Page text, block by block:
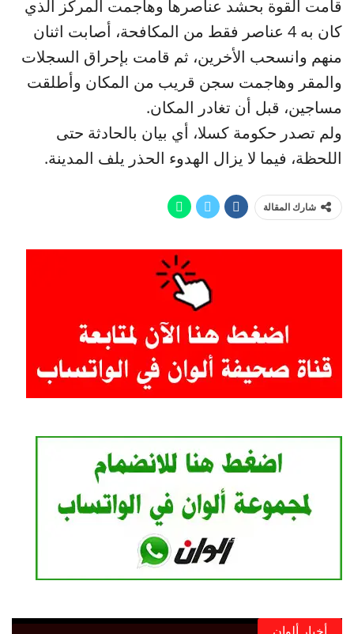
قامت القوة بحشد عناصرها وهاجمت المركز الذي
كان به 4 عناصر فقط من المكافحة، أصابت اثنان
منهم وانسحب الأخرين، ثم قامت بإحراق السجلات
والمقر وهاجمت سجن قريب من المكان وأطلقت
مساجين، قبل أن تغادر المكان.
ولم تصدر حكومة كسلا، أي بيان بالحادثة حتى
اللحظة، فيما لا يزال الهدوء الحذر يلف المدينة.
شارك المقالة
أخبار ألوان